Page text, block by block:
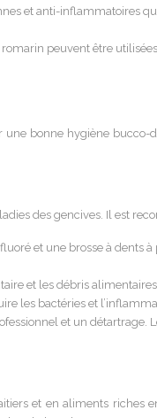
et anti-inflammatoires
peuvent être
bonne hygiène
des gencives. Il est
et une brosse à dents
et les débris
les bactéries et
et un détartrage.
et en aliments